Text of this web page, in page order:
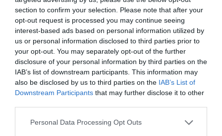
section to confirm your selection. Please note that after your
opt-out request is processed you may continue seeing
interest-based ads based on personal information utilized by
us or personal information disclosed to third parties prior to
your opt-out. You may separately opt-out of the further
disclosure of your personal information by third parties on the
IAB’s list of downstream participants. This information may
also be disclosed by us to third parties on the IAB’s List of
Downstream Participants that may further disclose it to other
Personal Data Processing Opt Outs